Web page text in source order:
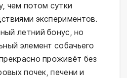
чем потом сутки
экспериментов.
летний бонус, но
элемент собачьего
проживёт без
почек, печени и